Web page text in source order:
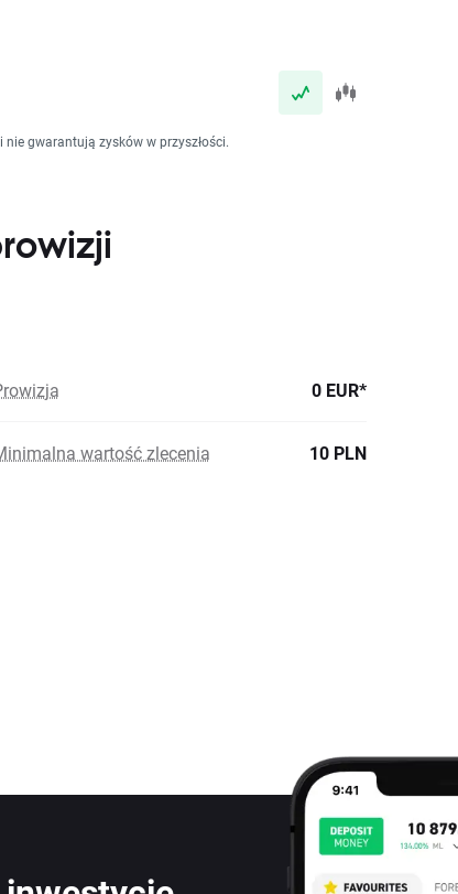
gwarantują zysków w przyszłości.
0 EUR*
wartość zlecenia 10 PLN